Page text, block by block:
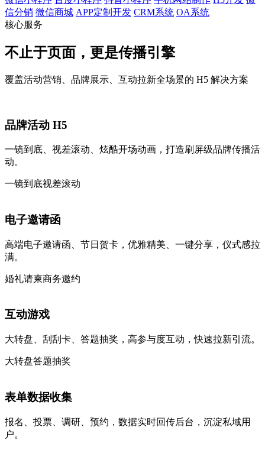
信分销 微信商城 APP定制开发 CRM系统 OA系统
核心服务
不止于页面，更是传播引擎
覆盖活动营销、品牌展示、互动拉新全场景的 H5 解决方案
品牌活动 H5
一镜到底、视差滚动、炫酷开场动画，打造刷屏级品牌传播活
动。
一镜到底视差滚动
电子邀请函
高端电子邀请函、节日贺卡，优雅精美、一键分享，仪式感拉
满。
婚礼请柬商务邀约
互动游戏
大转盘、刮刮卡、答题抽奖，高参与度互动，快速拉新引流。
大转盘答题抽奖
表单数据收集
报名、投票、调研、预约，数据实时回传后台，沉淀私域用
户。